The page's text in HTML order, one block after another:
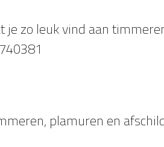
je zo leuk vind aan
plamuren en